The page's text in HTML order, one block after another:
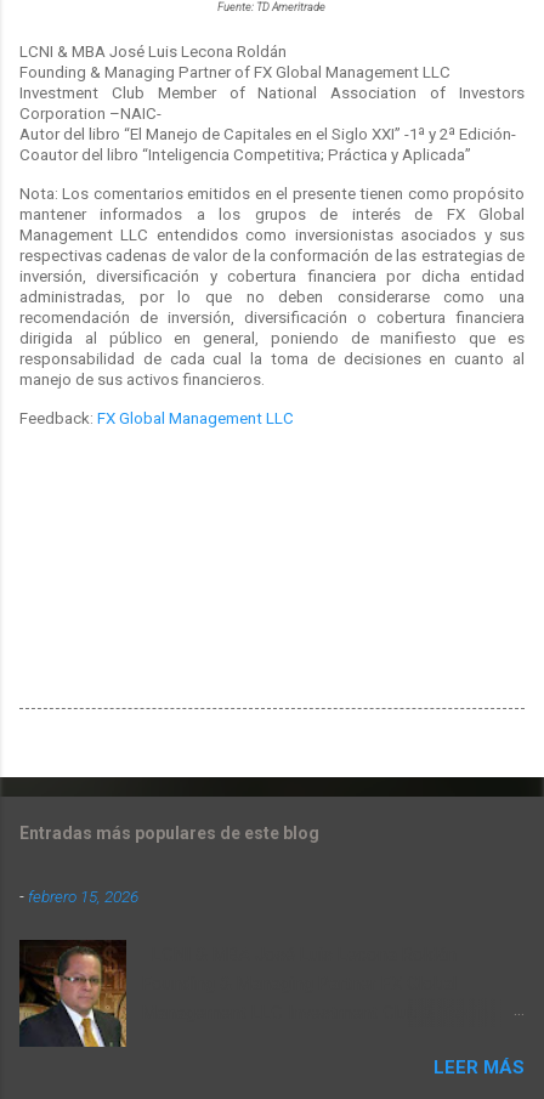
Fuente: TD Ameritrade
LCNI & MBA José Luis Lecona Roldán
Founding & Managing Partner of FX Global Management LLC
Investment Club Member of National Association of Investors
Corporation –NAIC-
Autor del libro “El Manejo de Capitales en el Siglo XXI” -1ª y 2ª Edición-
Coautor del libro “Inteligencia Competitiva; Práctica y Aplicada”
Nota: Los comentarios emitidos en el presente tienen como propósito
mantener informados a los grupos de interés de FX Global
Management LLC entendidos como inversionistas asociados y sus
respectivas cadenas de valor de la conformación de las estrategias de
inversión, diversificación y cobertura financiera por dicha entidad
administradas, por lo que no deben considerarse como una
recomendación de inversión, diversificación o cobertura financiera
dirigida al público en general, poniendo de manifiesto que es
responsabilidad de cada cual la toma de decisiones en cuanto al
manejo de sus activos financieros.
Feedback: FX Global Management LLC
Entradas más populares de este blog
- febrero 15, 2026
9 al 13 de Febrero 2026. T-MEC: Entre laLEER MÁS